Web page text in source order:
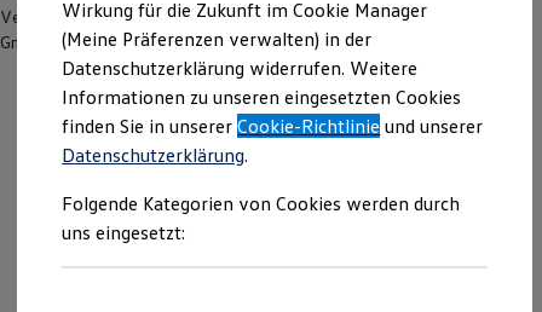
Angebote und Produkte
Aktuelle Angebote
E-Auto-Förderung
Volkswagen Marktplatz
Die ENERGY Sondermodelle
Junge Gebrauchtwagen und Gebrauchtwagen
Volkswagen Zertifizierte Gebrauchtwagen
Elektromobilität bei Gebrauchtwagen
Saisonangebote
Reifenpakete
Leasing
Leasing-Angebote
Verantwortlich für die Inhalte auf dieser Seite ist die Autohaus Lademann
GmbH
Impressum & Rechtliches)
Wirkung für die Zukunft im Cookie Manager
(Meine Präferenzen verwalten) in der
Datenschutzerklärung widerrufen. Weitere
Informationen zu unseren eingesetzten Cookies
finden Sie in unsererCookie-Richtlinie und unserer
Datenschutzerklärung.
Folgende Kategorien von Cookies werden durch
uns eingesetzt: